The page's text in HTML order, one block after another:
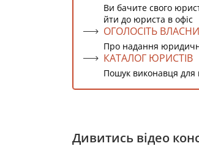
Ви бачите свого
йти до юриста в офіс
ОГОЛОСІТЬ
Про надання
КАТАЛОГ ЮРИСТІВ
Пошук виконавця
Дивитись відео